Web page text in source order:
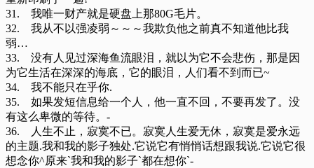
31. 我唯一财产就是硬盘上那80G毛片。
32. 我从不以强凌弱～～～我欺负他之前真不知道他比我
弱…
33. 没有人见过深海鱼流眼泪，就以为它不会悲伤，那是因
为它生活在深深的海底，它的眼泪，人们看不到而已~
34. 我不能只在乎你.
35. 如果发短信息给一个人，他一直不回，不要再发了。没
有这么卑微的等待。-
36. 人生不止，寂寞不已。寂寞人生爱无休，寂寞是爱永远
的主题.我和我的影子独处.它说它有悄悄话想跟我说.它说它很
想念你^原来`我和我的影子`都在想你`-